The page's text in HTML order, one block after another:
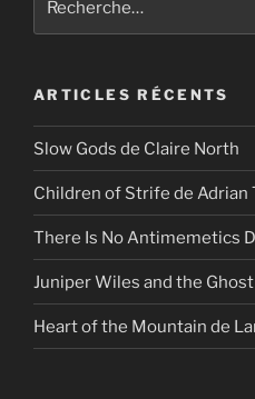
ARTICLES RÉCENTS
Slow Gods de Claire North
Children of Strife de Adrian
There Is No Antimemetics
Juniper Wiles and the
Heart of the Mountain de